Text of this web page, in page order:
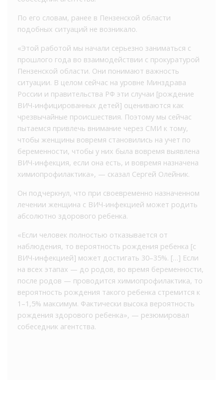
По его словам, ранее в Пензенской области
подобных ситуаций не возникало.
«Этой работой мы начали серьезно заниматься с
прошлого года во взаимодействии с прокуратурой
Пензенской области. Они понимают важность
ситуации. В целом сейчас на уровне Минздрава
России и правительства РФ эти случаи [рождение
ВИЧ-инфицированных детей] оцениваются как
чрезвычайные происшествия. Поэтому мы сейчас
пытаемся привлечь внимание через СМИ к тому,
чтобы женщины вовремя становились на учет по
беременности, чтобы у них была вовремя выявлена
ВИЧ-инфекция, если она есть, и вовремя назначена
химиопрофилактика», — сказал Сергей Олейник.
Он подчеркнул, что при своевременно назначенном
лечении женщина с ВИЧ-инфекцией может родить
абсолютно здорового ребенка.
«Если человек полностью отказывается от
наблюдения, то вероятность рождения ребенка [с
ВИЧ-инфекцией] может достигать 30–35%. […] Если
на всех этапах — до родов, во время беременности,
после родов — проводится химиопрофилактика, то
вероятность рождения такого ребенка стремится к
1–1,5% максимум. Фактически высока вероятность
рождения здорового ребенка», — резюмировал
собеседник агентства.